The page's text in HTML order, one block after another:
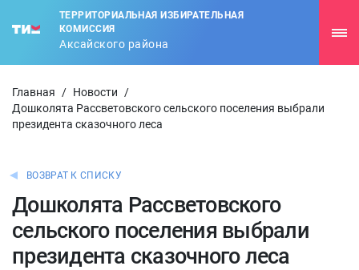
ТЕРРИТОРИАЛЬНАЯ ИЗБИРАТЕЛЬНАЯ
КОМИССИЯ
Аксайского района
Главная / Новости
/
Дошколята Рассветовского сельского поселения выбрали
президента сказочного леса
ВОЗВРАТ К СПИСКУ
Дошколята Рассветовского
сельского поселения выбрали
президента сказочного леса